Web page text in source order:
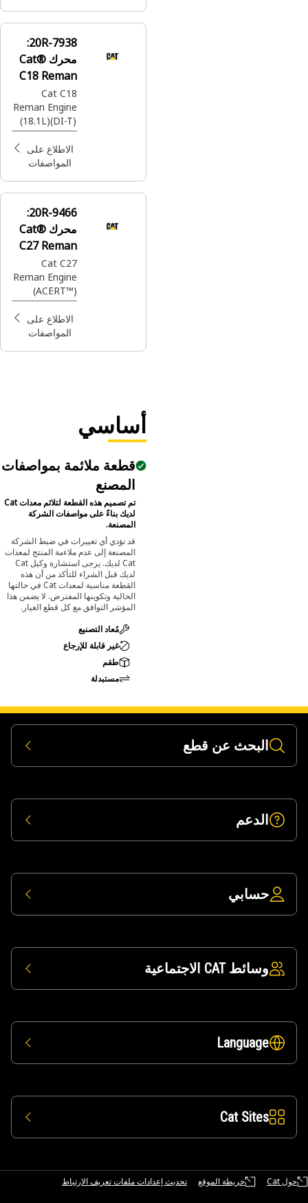
20R-7938:
محرك Cat®
C18 Reman
Cat C18
Reman Engine
(18.1L)(DI-T)
(ATAAC)
(MEUI)(TIER 4
FINAL
(ADEM 4)
EXHAUST)
(REAR SUMP)
(W/CAT
BRAKE) (24V)
(745 AT)
الاطلاع على
المواصفات
20R-9466:
محرك Cat®
C27 Reman
Cat C27
Reman Engine
(ACERT™)
(LRC)
الاطلاع على
المواصفات
أساسي
قطعة ملائمة بمواصفات
المصنع
تم تصميم هذه القطعة لتلائم معدات Cat
لديك بناءً على مواصفات الشركة
المصنعة.
قد تؤدي أي تغييرات في ضبط الشركة
المصنعة إلى عدم ملاءمة المنتج لمعدات
Cat لديك. يرجى استشارة وكيل Cat
لديك قبل الشراء للتأكد من أن هذه
القطعة مناسبة لمعدات Cat في حالتها
الحالية وتكوينها المفترض. لا يضمن هذا
المؤشر التوافق مع كل قطع الغيار.
مُعاد التصنيع
غير قابلة للإرجاع
طقم
مستبدلة
البحث عن قطع
الدعم
حسابي
وسائط CAT الاجتماعية
Language
Cat Sites
حول Cat خريطة الموقع تحديث إعدادات ملفات تعريف الارتباط